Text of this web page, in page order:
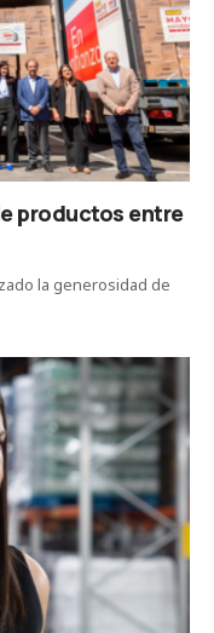
productos entre
la generosidad de